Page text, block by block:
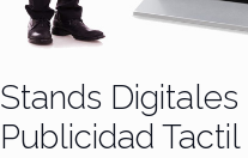
Stands Digitales
Publicidad Tactil